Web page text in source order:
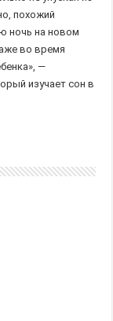
похожий
ночь на новом
во время
—
изучает сон в